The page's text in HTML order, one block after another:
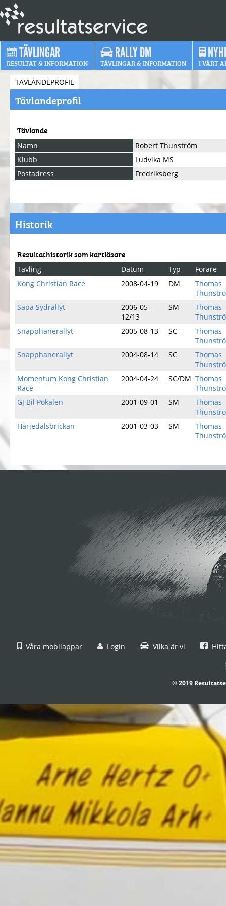
TÄVLINGAR
RESULTAT & INFORMATION
RALLY DM
TÄVLINGAR & INFORMATION I VÅRT
TÄVLANDEPROFIL
Tävlandeprofil
Tävlande
Namn
Robert Thunström
Klubb
Ludvika MS
Postadress
Fredriksberg
Historik
Resultathistorik som kartläsare
Tävling Datum Typ
Förare
Kong Christian Race
2008-04-19 DM
Thomas
Sapa Sydrallyt
2006-05-
12/13
SM
Thomas
Snapphanerallyt
2005-08-13 SC
Thomas
Snapphanerallyt
2004-08-14 SC
Thomas
Momentum Kong Christian
Race
2004-04-24 SC/DM Thomas
GJ Bil Pokalen
2001-09-01 SM
Thomas
Härjedalsbrickan
2001-03-03 SM
Thomas
Våra mobilappar Login Vilka är vi
© 2019